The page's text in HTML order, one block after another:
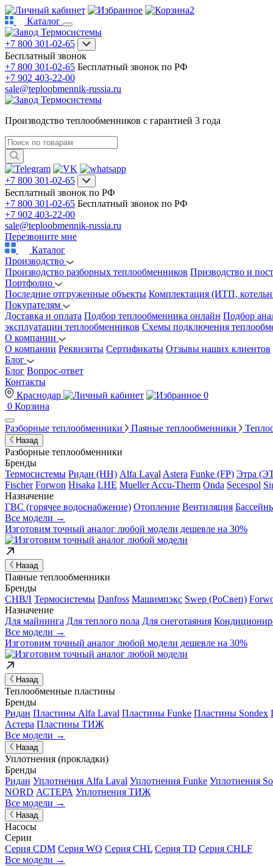
2
Каталог
+7 800 301-02-65
Бесплатный звонок
+7 800 301-02-65 Бесплатный звонок по РФ
+7 902 403-22-00
sale@teploobmennik-russia.ru
Производство теплообменников с гарантией 3 года
+7 800 301-02-65
Бесплатный звонок по РФ
+7 800 301-02-65 Бесплатный звонок по РФ
+7 902 403-22-00
sale@teploobmennik-russia.ru
Перезвоните мне
Каталог
Производство
Производство разборных теплообменников Призводство и
Портфолио
Последние отгруженные объекты Комплектация (ИТП,
Покупателям
Доставка и оплата Подбор теплообменника онлайн Подбор
эксплуатации теплообменников Схемы подключения
О компании
О компании Реквизиты Сертификаты Отзывы наших клиентов
Блог
Блог Вопрос-ответ
Контакты
Краснодар
0
0 Корзина
Разборные теплообменники Паяные теплообменники
Назад
Разборные теплообменники
Бренды
Термосистемы Ридан (НН) Alfa Laval Astera Funke (FP) Этра
Fischer Forwon Hisaka LHE Mueller Accu-Therm Onda Secespol
Назначение
ГВС (горячее водоснабжение) Отопление Вентиляция
Все модели →
Изготовим точный аналог любой модели дешевле на 30%
Назад
Паяные теплообменники
Бренды
СНВЛ Термосистемы Danfoss Машимпэкс Swep (РоСвеп)
Назначение
Для майнинга Для теплого пола Для снеготаяния
Все модели →
Изготовим точный аналог любой модели дешевле на 30%
Назад
Теплообменные пластины
Бренды
Ридан Пластины Alfa Laval Пластины Funke Пластины Sondex
Астера Пластины ТИЖ
Все модели →
Назад
Уплотнения (прокладки)
Бренды
Ридан Уплотнения Alfa Laval Уплотнения Funke Уплотнения
NORD АСТЕРА Уплотнения ТИЖ
Все модели →
Назад
Насосы
Серии
Серия CDM Серия WQ Серия CHL Серия TD Серия CHLF
Все модели →